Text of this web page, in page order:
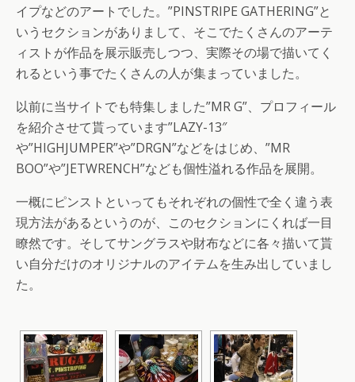
イプなどのアートでした。”PINSTRIPE GATHERING”と
いうセクションがありまして、そこでたくさんのアーテ
ィストが作品を展示販売しつつ、実際その場で描いてく
れるという事でたくさんの人が集まっていました。
以前に当サイトでも特集しました”MR G”、プロフィール
を紹介させて貰っています”LAZY-13″
や”HIGHJUMPER”や”DRGN”などをはじめ、”MR
BOO”や”JETWRENCH”なども個性溢れる作品を展開。
一概にピンストといってもそれぞれの個性で全く違う表
現方法があるというのが、このセクションにくれば一目
瞭然です。そしてサングラスや財布などに各々描いて貰
い自分だけのオリジナルのアイテムを生み出していまし
た。